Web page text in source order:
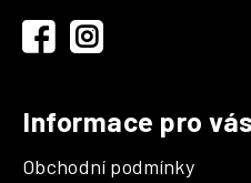
Informace pro vás
Obchodní podmínky